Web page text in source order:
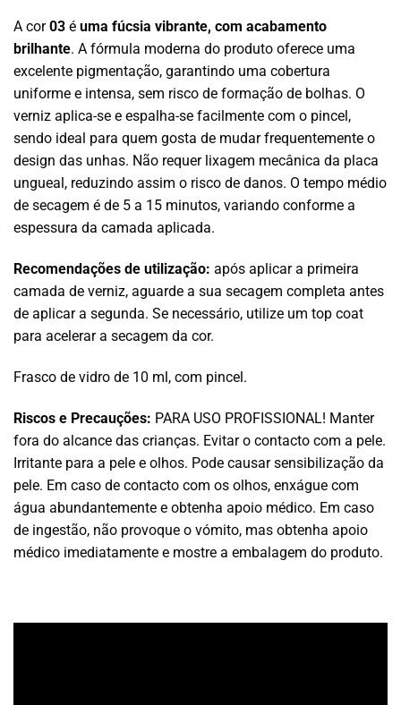
A cor03 é uma fúcsia vibrante, com acabamento
brilhante. A fórmula moderna do produto oferece uma
excelente pigmentação, garantindo uma cobertura
uniforme e intensa, sem risco de formação de bolhas. O
verniz aplica-se e espalha-se facilmente com o pincel,
sendo ideal para quem gosta de mudar frequentemente o
design das unhas. Não requer lixagem mecânica da placa
ungueal, reduzindo assim o risco de danos. O tempo médio
de secagem é de 5 a 15 minutos, variando conforme a
espessura da camada aplicada.
Recomendações de utilização: após aplicar a primeira
camada de verniz, aguarde a sua secagem completa antes
de aplicar a segunda. Se necessário, utilize um top coat
para acelerar a secagem da cor.
Frasco de vidro de 10 ml, com pincel.
Riscos e Precauções: PARA USO PROFISSIONAL! Manter
fora do alcance das crianças. Evitar o contacto com a pele.
Irritante para a pele e olhos. Pode causar sensibilização da
pele. Em caso de contacto com os olhos, enxágue com
água abundantemente e obtenha apoio médico. Em caso
de ingestão, não provoque o vómito, mas obtenha apoio
médico imediatamente e mostre a embalagem do produto.